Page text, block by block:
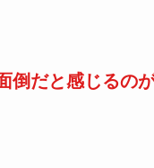
倒だと感じるの